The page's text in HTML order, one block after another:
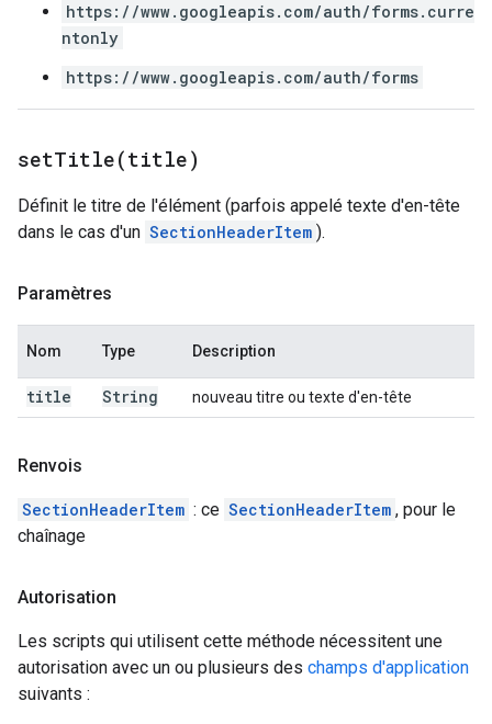
https://www.googleapis.com/auth/forms.curre
ntonly
https://www.googleapis.com/auth/forms
setTitle(title)
Définit le titre de l'élément (parfois appelé texte d'en-tête
dans le cas d'un SectionHeaderItem ).
Paramètres
Nom Type Description
title String nouveau titre ou texte d'en-tête
Renvois
SectionHeaderItem : ce SectionHeaderItem , pour le
chaînage
Autorisation
Les scripts qui utilisent cette méthode nécessitent une
autorisation avec un ou plusieurs des champs d'application
suivants :